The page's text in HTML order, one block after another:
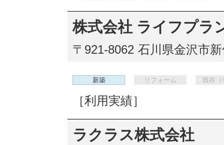
株式会社 ライフプラ
〒921-8062 石川県金沢市
新築 リフォーム 既存（
［利用実績］
ラクラス株式会社